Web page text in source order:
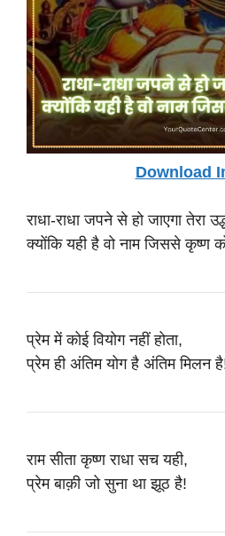
Download
राधा-राधा जपने से हो जाएगा तेरा
क्योंकि यही है वो नाम जिससे कृष्ण
प्रेम में कोई वियोग नहीं होता,
प्रेम ही अंतिम योग है अंतिम मिलन
राम सीता कृष्ण राधा सच यही,
प्रेम बाक़ी जो सुना था झूठ है!